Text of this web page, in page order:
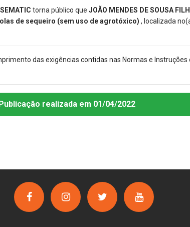
torna público que JOÃO MENDES DE SOUSA
de sequeiro (sem uso de agrotóxico) , localizada
das exigências contidas nas Normas e Instruções
realizada em 01/04/2022